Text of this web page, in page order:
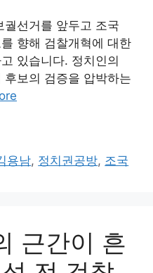
궐선거를 앞두고 조국
향해 검찰개혁에 대한
있습니다. 정치인의
보의 검증을 압박하는
용남, 정치권공방, 조국
근간이 흔